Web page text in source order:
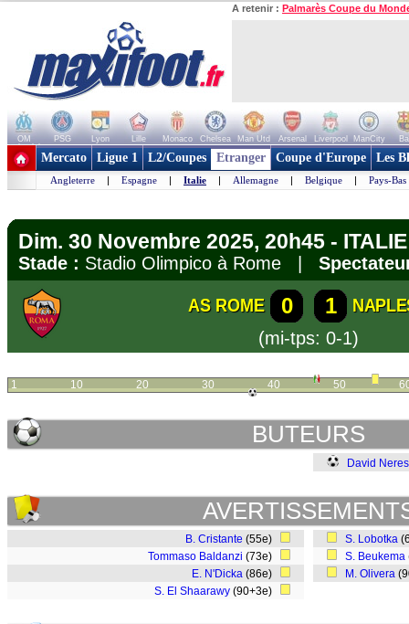
A retenir : Palmarès Coupe du
OM PSG Lyon Lille Monaco Chelsea Man Utd Arsenal Liverpool ManCity
+ de clubs
Mercato Ligue 1 L2/Coupes Etranger Coupe d'Europe Les
Angleterre | Espagne | Italie | Allemagne | Belgique | Pays-Bas
Dim. 30 Novembre 2025, 20h45 -
Stade : Stadio Olimpico à Rome |
AS ROME 0 1
(mi-tps: 0-1)
1 10 20 30 40 50
BUTEURS
David Neres
B. Cristante (55e)
Tommaso Baldanzi (73e)
E. N'Dicka (86e)
S. El Shaarawy (90+3e)
S. Lobotka
S. Beukema
M. Olivera